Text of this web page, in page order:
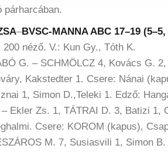
párharcában.
–BVSC-MANNA ABC 17–19
néző. V.: Kun Gy., Tóth K.
G. – SCHMÖLCZ 4, Kovács G.
Kakstedter 1. Csere: Nánai
1, Simon D.,Teleki 1. Edző:
Ekler Zs. 1, TÁTRAI D. 3, Batizi 1,
Csere: KOROM (kapus),
M. 7, Susiasvili 1, Simon